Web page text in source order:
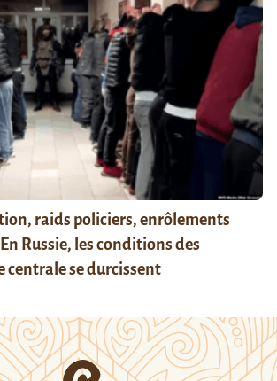
raids policiers, enrôlements
Russie, les conditions des
centrale se durcissent